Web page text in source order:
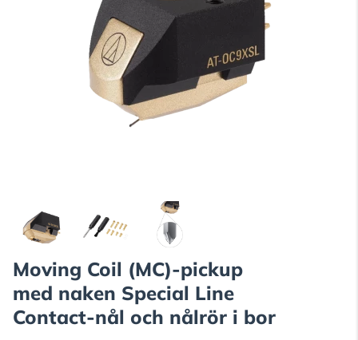
Moving Coil (MC)-pickup
med naken Special Line
Contact-nål och nålrör i bor